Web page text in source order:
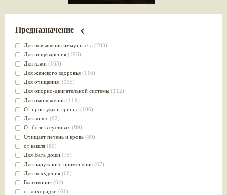
Предназначение
Для повышения иммунитета (203)
Для пищеварения (196)
Для кожи (165)
Для женского здоровья (116)
Для очищения (115)
Для опорно-двигательной системы (112)
Для омоложения (111)
От простуды и гриппа (106)
Для волос (92)
От боли в суставах (89)
Очищает печень и кровь (89)
от кашля (80)
Для Вата доши (75)
Для наружного применения (67)
Для похудения (66)
Благовония (64)
от лихорадки (61)